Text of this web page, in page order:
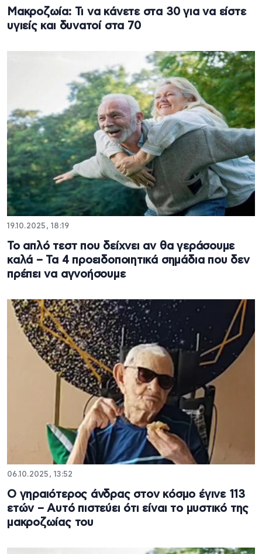
Μακροζωία: Τι να κάνετε στα 30 για να είστε
υγιείς και δυνατοί στα 70
19.10.2025, 18:19
Το απλό τεστ που δείχνει αν θα γεράσουμε
καλά – Τα 4 προειδοποιητικά σημάδια που δεν
πρέπει να αγνοήσουμε
06.10.2025, 13:52
Ο γηραιότερος άνδρας στον κόσμο έγινε 113
ετών – Αυτό πιστεύει ότι είναι το μυστικό της
μακροζωίας του